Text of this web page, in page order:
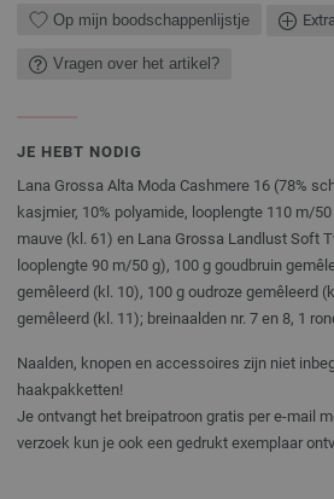
Op mijn boodschappenlijstje
Vragen over het artikel?
JE HEBT NODIG
Lana Grossa Alta Moda Cashmere 16 (78%
kasjmier, 10% polyamide, looplengte 110 m/
mauve (kl. 61) en Lana Grossa Landlust Soft
looplengte 90 m/50 g), 100 g goudbruin
gemêleerd (kl. 10), 100 g oudroze gemêleerd
gemêleerd (kl. 11); breinaalden nr. 7 en 8, 1
Naalden, knopen en accessoires zijn niet
haakpakketten!
Je ontvangt het breipatroon gratis per e-mail
verzoek kun je ook een gedrukt exemplaar